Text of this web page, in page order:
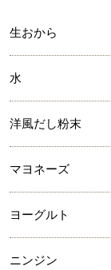
生おから
水
洋風だし粉末
マヨネーズ
ヨーグルト
ニンジン